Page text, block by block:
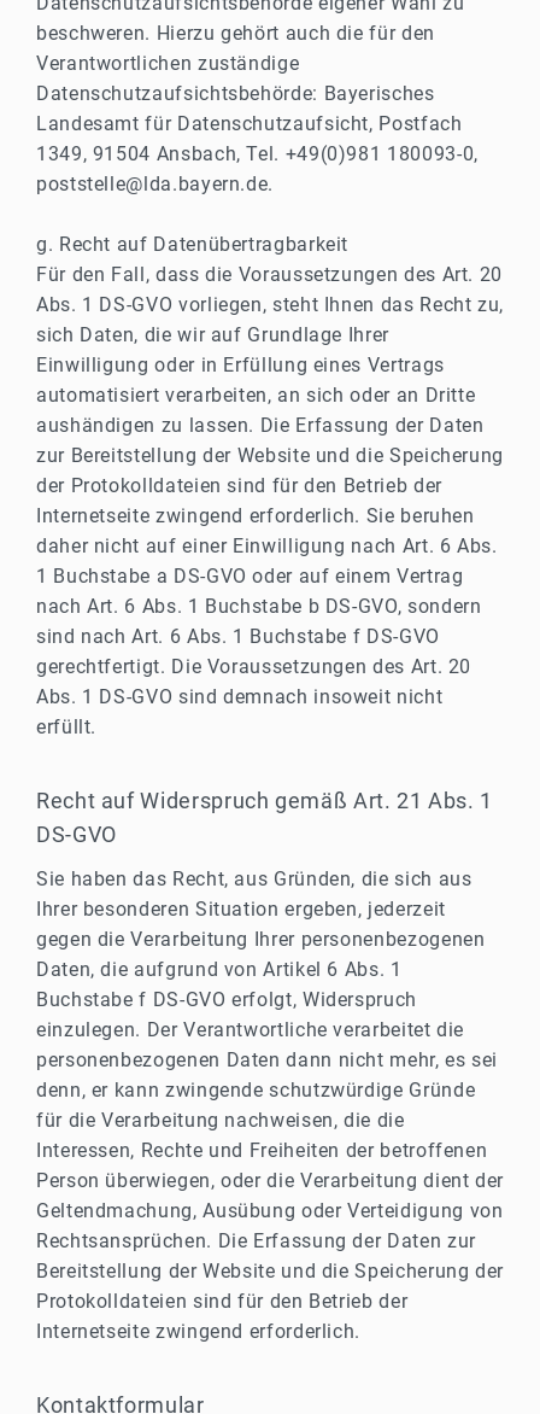
beschweren. Hierzu gehört auch die für den
Verantwortlichen zuständige
Datenschutzaufsichtsbehörde: Bayerisches
Landesamt für Datenschutzaufsicht, Postfach
1349, 91504 Ansbach, Tel. +49(0)981 180093-0,
poststelle@lda.bayern.de.
g. Recht auf Datenübertragbarkeit
Für den Fall, dass die Voraussetzungen des Art. 20
Abs. 1 DS-GVO vorliegen, steht Ihnen das Recht zu,
sich Daten, die wir auf Grundlage Ihrer
Einwilligung oder in Erfüllung eines Vertrags
automatisiert verarbeiten, an sich oder an Dritte
aushändigen zu lassen. Die Erfassung der Daten
zur Bereitstellung der Website und die Speicherung
der Protokolldateien sind für den Betrieb der
Internetseite zwingend erforderlich. Sie beruhen
daher nicht auf einer Einwilligung nach Art. 6 Abs.
1 Buchstabe a DS-GVO oder auf einem Vertrag
nach Art. 6 Abs. 1 Buchstabe b DS-GVO, sondern
sind nach Art. 6 Abs. 1 Buchstabe f DS-GVO
gerechtfertigt. Die Voraussetzungen des Art. 20
Abs. 1 DS-GVO sind demnach insoweit nicht
erfüllt.
Recht auf Widerspruch gemäß Art. 21 Abs. 1
DS-GVO
Sie haben das Recht, aus Gründen, die sich aus
Ihrer besonderen Situation ergeben, jederzeit
gegen die Verarbeitung Ihrer personenbezogenen
Daten, die aufgrund von Artikel 6 Abs. 1
Buchstabe f DS-GVO erfolgt, Widerspruch
einzulegen. Der Verantwortliche verarbeitet die
personenbezogenen Daten dann nicht mehr, es sei
denn, er kann zwingende schutzwürdige Gründe
für die Verarbeitung nachweisen, die die
Interessen, Rechte und Freiheiten der betroffenen
Person überwiegen, oder die Verarbeitung dient der
Geltendmachung, Ausübung oder Verteidigung von
Rechtsansprüchen. Die Erfassung der Daten zur
Bereitstellung der Website und die Speicherung der
Protokolldateien sind für den Betrieb der
Internetseite zwingend erforderlich.
Kontaktformular